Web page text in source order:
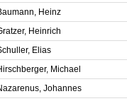
Heinz
Heinrich
Elias
Michael
Johannes